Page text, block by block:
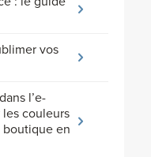
vos
l’e-
couleurs
boutique en